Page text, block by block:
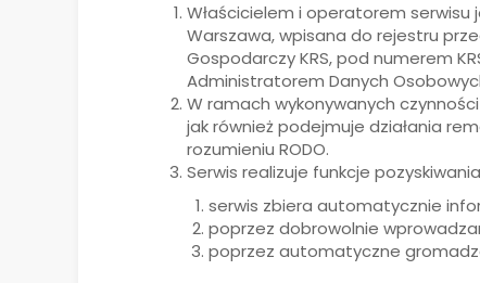
Właścicielem i operatorem serwisu
Warszawa, wpisana do rejestru
Gospodarczy KRS, pod numerem
Administratorem Danych
W ramach wykonywanych
jak również podejmuje działania
rozumieniu RODO.
Serwis realizuje funkcje
serwis zbiera automatycznie
poprzez dobrowolnie
poprzez automatyczne